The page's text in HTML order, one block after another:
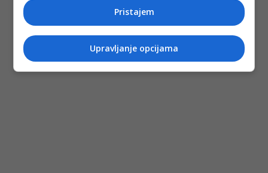
Pristajem
Upravljanje opcijama